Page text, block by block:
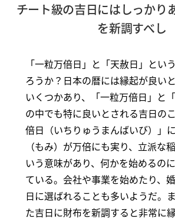
チート級の吉日にはしっかり
を新調すべし
「一粒万倍日」と「天赦日」とい
ろうか？日本の暦には縁起が良い
いくつかあり、「一粒万倍日」と
の中でも特に良いとされる吉日の
倍日（いちりゅうまんばいび）」
（もみ）が万倍にも実り、立派な
いう意味があり、何かを始めるの
ている。会社や事業を始めたり、
日に選ばれることも多いようだ。
た吉日に財布を新調すると非常に